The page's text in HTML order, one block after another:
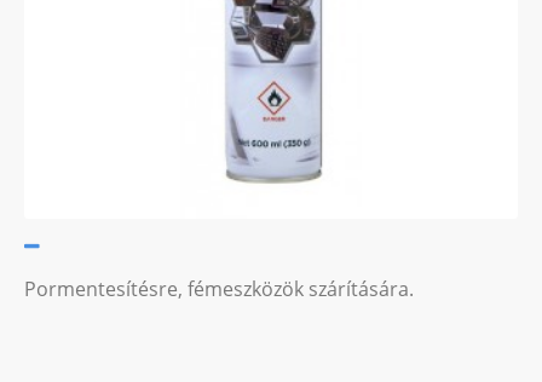
Pormentesítésre, fémeszközök szárítására.